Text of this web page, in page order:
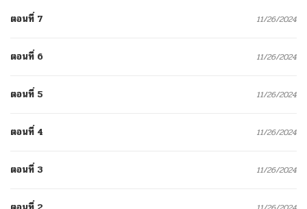
ตอนที่ 7 11/26/2024
ตอนที่ 6 11/26/2024
ตอนที่ 5 11/26/2024
ตอนที่ 4 11/26/2024
ตอนที่ 3 11/26/2024